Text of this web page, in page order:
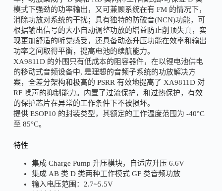
模式下强劲的功率输出，又可兼顾系统在有 FM 的情况下，
消除功放对系统的干扰；具有独特的防破音(NCN)功能，可
根据输出信号的大小自动调整功放的增益防止削顶失真，实
现更加舒适的听觉感受，还具备动态升压功能在效率和输出
功率之间取得平衡，提高电池的续航能力。
XA9811D 的外围只有低成本的阻容器件，在以锂电池供电
的移动式音频设备中, 是理想的音频子系统的功放解决方
案，全差分架构和极高的 PSRR 有效地提高了 XA9811D 对
RF 噪声的抑制能力。内置了过流保护，和过热保护，有效
的保护芯片在异常的工作条件下不被损坏。
提供 ESOP10 的封装类型，其额定的工作温度范围为 -40°C
至 85°C。
特性
集成 Charge Pump 升压模块，自适应升压 6.6V
集成 AB 类 D 类两种工作模式 GF 类音频功放
输入电压范围：2.7~5.5V